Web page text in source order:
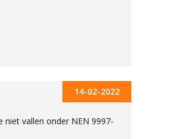
14-02-2022
vallen onder NEN 9997-